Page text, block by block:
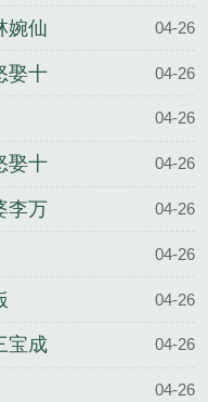
婉仙
04-26
娶十
04-26
04-26
娶十
04-26
李万
04-26
04-26
04-26
宝成
04-26
04-26